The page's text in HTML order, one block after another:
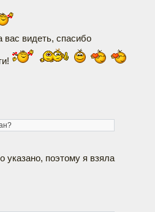
вас видеть, спасибо
указано, поэтому я взяла